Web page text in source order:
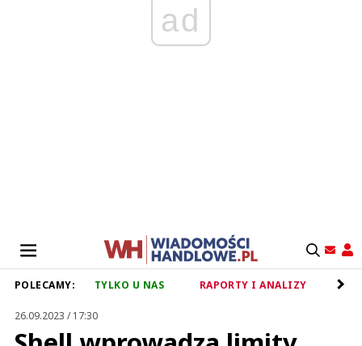
ad
POLECAMY: TYLKO U NAS RAPORTY I ANALIZY
26.09.2023 / 17:30